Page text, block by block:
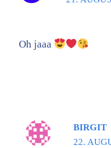
Oh jaaa
BIRGIT
22.